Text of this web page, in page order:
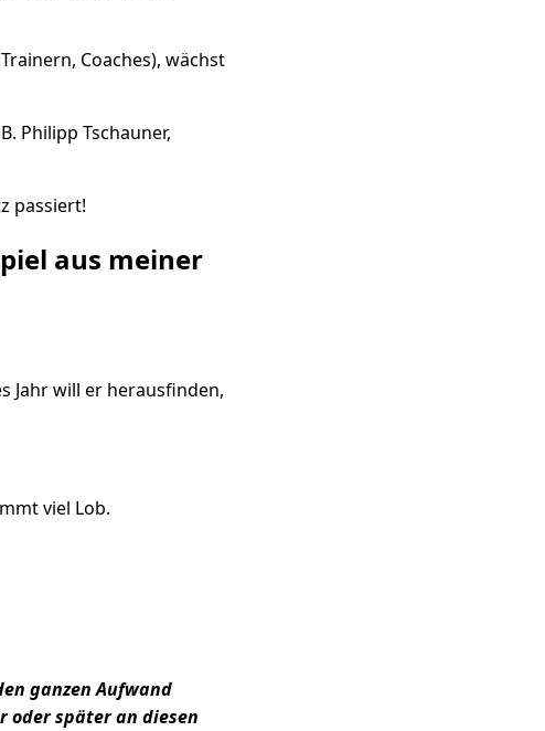
Coaches), wächst
Philipp Tschauner,
passiert!
aus meiner
Jahr will er herausfinden,
viel Lob.
ganzen Aufwand
oder später an diesen